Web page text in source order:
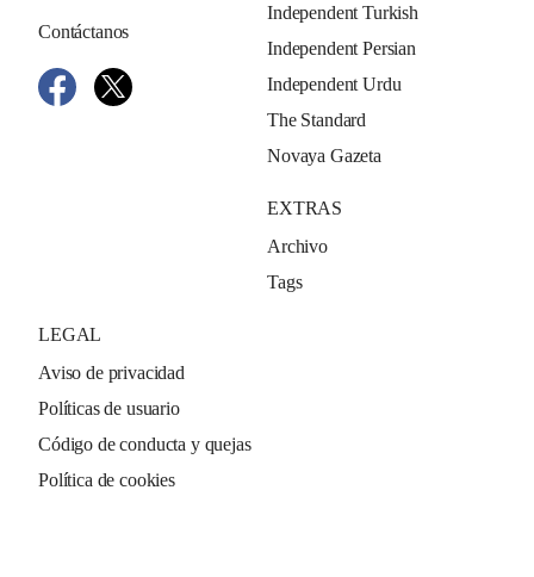
Contáctanos
Independent Turkish
Independent Persian
Independent Urdu
The Standard
Novaya Gazeta
EXTRAS
Archivo
Tags
LEGAL
Aviso de privacidad
Políticas de usuario
Código de conducta y quejas
Política de cookies